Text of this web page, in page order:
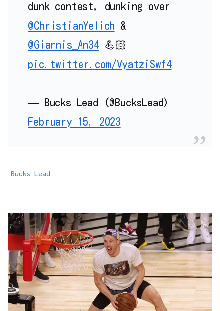
dunk contest, dunking over
@ChristianYelich &
@Giannis_An34💪🏻
pic.twitter.com/VyatziSwf4
— Bucks Lead (@BucksLead)
February 15, 2023
Bucks Lead